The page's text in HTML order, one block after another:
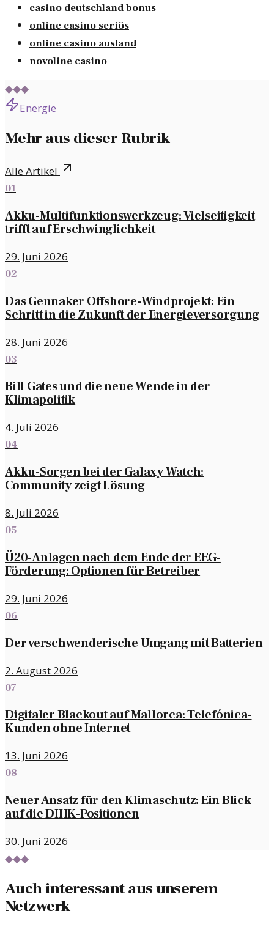
casino deutschland bonus
online casino seriös
online casino ausland
novoline casino
◆◆◆
Energie
Mehr aus dieser Rubrik
Alle Artikel
01
Akku-Multifunktionswerkzeug: Vielseitigkeit
trifft auf Erschwinglichkeit
29. Juni 2026
02
Das Gennaker Offshore-Windprojekt: Ein
Schritt in die Zukunft der Energieversorgung
28. Juni 2026
03
Bill Gates und die neue Wende in der
Klimapolitik
4. Juli 2026
04
Akku-Sorgen bei der Galaxy Watch:
Community zeigt Lösung
8. Juli 2026
05
Ü20-Anlagen nach dem Ende der EEG-
Förderung: Optionen für Betreiber
29. Juni 2026
06
Der verschwenderische Umgang mit Batterien
2. August 2026
07
Digitaler Blackout auf Mallorca: Telefónica-
Kunden ohne Internet
13. Juni 2026
08
Neuer Ansatz für den Klimaschutz: Ein Blick
auf die DIHK-Positionen
30. Juni 2026
◆◆◆
Auch interessant aus unserem
Netzwerk